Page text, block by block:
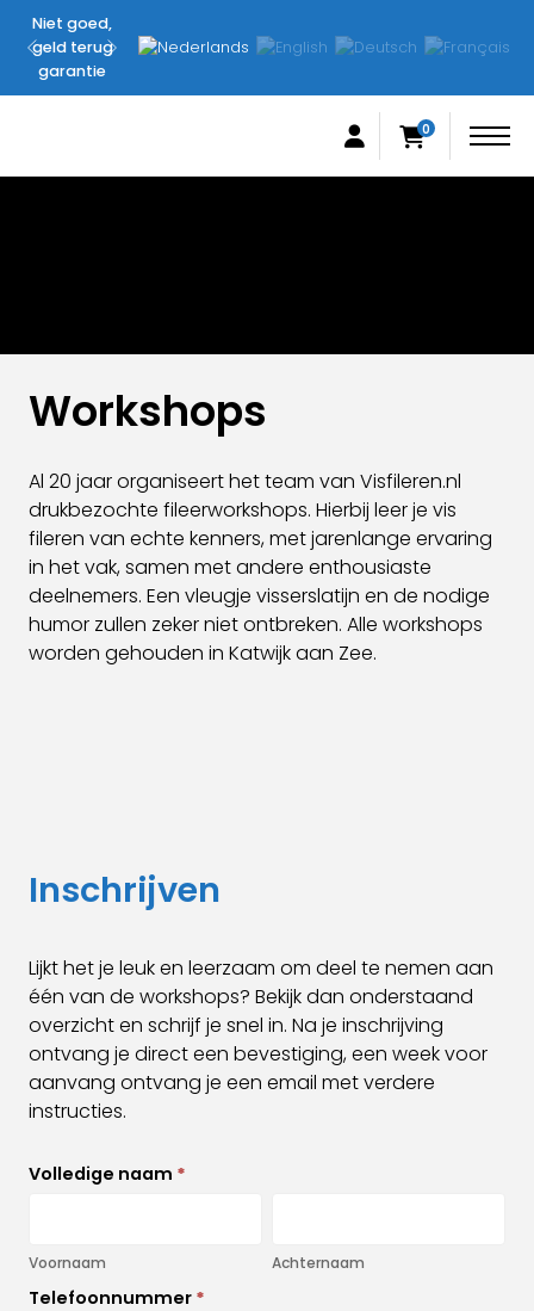
Niet goed,
geld terug
garantie
FilletingLine
0
Workshops
Al 20 jaar organiseert het team van Visfileren.nl
drukbezochte fileerworkshops. Hierbij leer je vis
fileren van echte kenners, met jarenlange ervaring
in het vak, samen met andere enthousiaste
deelnemers. Een vleugje visserslatijn en de nodige
humor zullen zeker niet ontbreken. Alle workshops
worden gehouden in Katwijk aan Zee.
Inschrijven
Lijkt het je leuk en leerzaam om deel te nemen aan
één van de workshops? Bekijk dan onderstaand
overzicht en schrijf je snel in. Na je inschrijving
ontvang je direct een bevestiging, een week voor
aanvang ontvang je een email met verdere
instructies.
Inschrijven
Volledige naam *
Voornaam Achternaam
Telefoonnummer *